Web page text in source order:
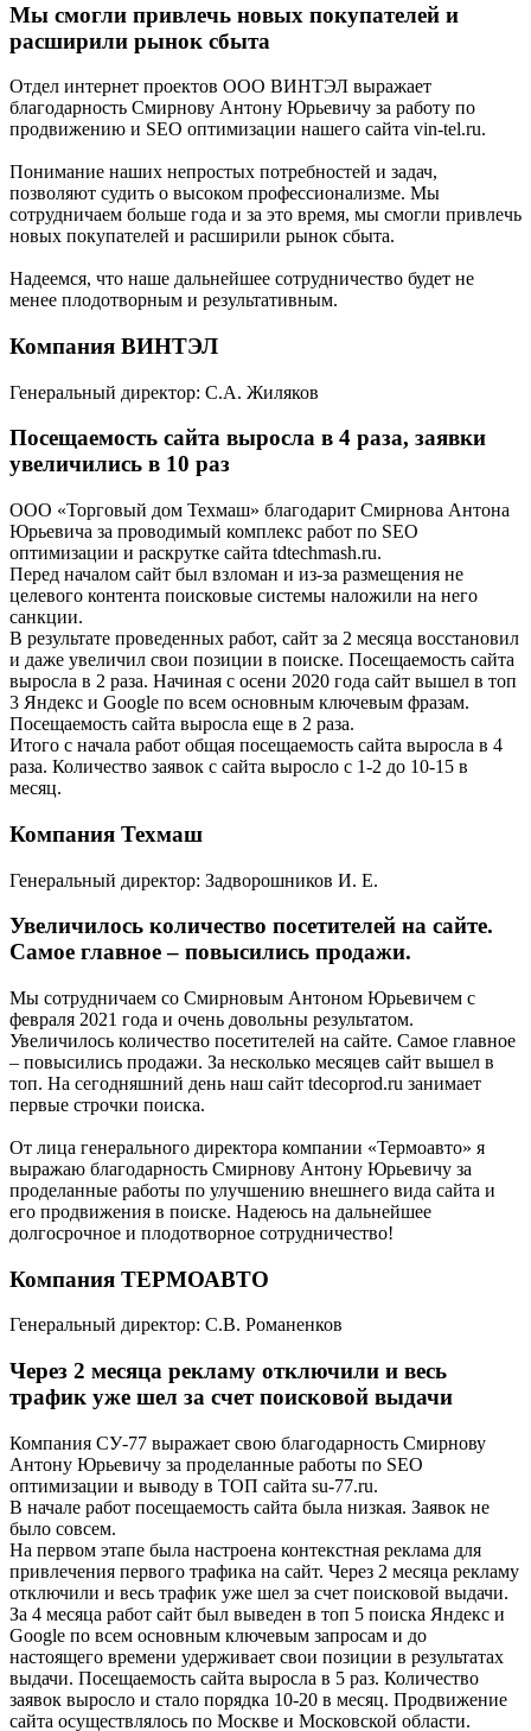
Мы смогли привлечь новых покупателей и
расширили рынок сбыта
Отдел интернет проектов ООО ВИНТЭЛ выражает
благодарность Смирнову Антону Юрьевичу за работу по
продвижению и SEO оптимизации нашего сайта vin-tel.ru.
Понимание наших непростых потребностей и задач,
позволяют судить о высоком профессионализме. Мы
сотрудничаем больше года и за это время, мы смогли привлечь
новых покупателей и расширили рынок сбыта.
Надеемся, что наше дальнейшее сотрудничество будет не
менее плодотворным и результативным.
Компания ВИНТЭЛ
Генеральный директор: С.А. Жиляков
Посещаемость сайта выросла в 4 раза, заявки
увеличились в 10 раз
ООО «Торговый дом Техмаш» благодарит Смирнова Антона
Юрьевича за проводимый комплекс работ по SEO
оптимизации и раскрутке сайта tdtechmash.ru.
Перед началом сайт был взломан и из-за размещения не
целевого контента поисковые системы наложили на него
санкции.
В результате проведенных работ, сайт за 2 месяца восстановил
и даже увеличил свои позиции в поиске. Посещаемость сайта
выросла в 2 раза. Начиная с осени 2020 года сайт вышел в топ
3 Яндекс и Google по всем основным ключевым фразам.
Посещаемость сайта выросла еще в 2 раза.
Итого с начала работ общая посещаемость сайта выросла в 4
раза. Количество заявок с сайта выросло с 1-2 до 10-15 в
месяц.
Компания Техмаш
Генеральный директор: Задворошников И. Е.
Увеличилось количество посетителей на сайте.
Самое главное – повысились продажи.
Мы сотрудничаем со Смирновым Антоном Юрьевичем с
февраля 2021 года и очень довольны результатом.
Увеличилось количество посетителей на сайте. Самое главное
– повысились продажи. За несколько месяцев сайт вышел в
топ. На сегодняшний день наш сайт tdecoprod.ru занимает
первые строчки поиска.
От лица генерального директора компании «Термоавто» я
выражаю благодарность Смирнову Антону Юрьевичу за
проделанные работы по улучшению внешнего вида сайта и
его продвижения в поиске. Надеюсь на дальнейшее
долгосрочное и плодотворное сотрудничество!
Компания ТЕРМОАВТО
Генеральный директор: С.В. Романенков
Через 2 месяца рекламу отключили и весь
трафик уже шел за счет поисковой выдачи
Компания СУ-77 выражает свою благодарность Смирнову
Антону Юрьевичу за проделанные работы по SEO
оптимизации и выводу в ТОП сайта su-77.ru.
В начале работ посещаемость сайта была низкая. Заявок не
было совсем.
На первом этапе была настроена контекстная реклама для
привлечения первого трафика на сайт. Через 2 месяца рекламу
отключили и весь трафик уже шел за счет поисковой выдачи.
За 4 месяца работ сайт был выведен в топ 5 поиска Яндекс и
Google по всем основным ключевым запросам и до
настоящего времени удерживает свои позиции в результатах
выдачи. Посещаемость сайта выросла в 5 раз. Количество
заявок выросло и стало порядка 10-20 в месяц. Продвижение
сайта осуществлялось по Москве и Московской области.